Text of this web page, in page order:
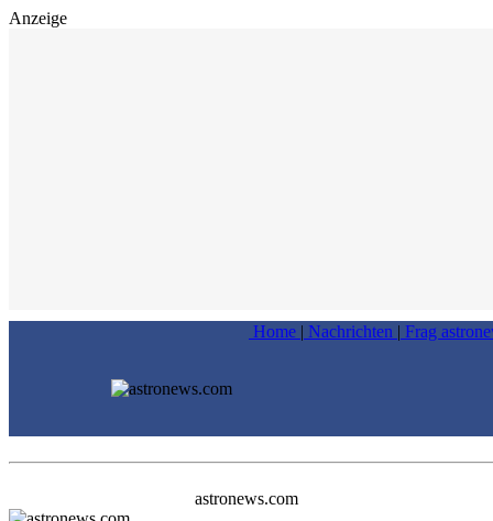
Anzeige
Home | Nachrichten | Frag
astronews.com